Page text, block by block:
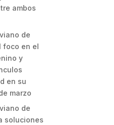
ambos
de
foco en el
y
en su
marzo
de
soluciones